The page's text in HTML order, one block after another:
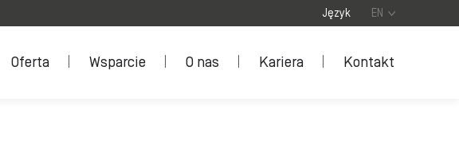
Język EN
Oferta Wsparcie O nas Kariera Kontakt